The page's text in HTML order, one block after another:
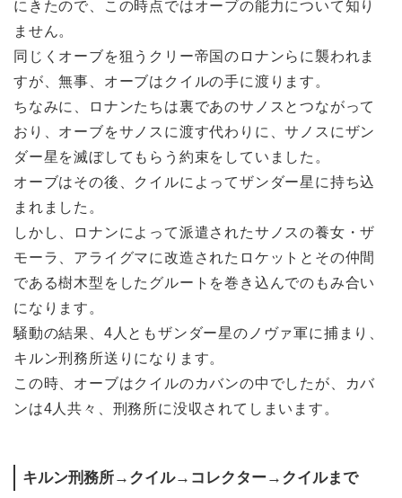
にきたので、この時点ではオーブの能力について知り
ません。
同じくオーブを狙うクリー帝国のロナンらに襲われま
すが、無事、オーブはクイルの手に渡ります。
ちなみに、ロナンたちは裏であのサノスとつながって
おり、オーブをサノスに渡す代わりに、サノスにザン
ダー星を滅ぼしてもらう約束をしていました。
オーブはその後、クイルによってザンダー星に持ち込
まれました。
しかし、ロナンによって派遣されたサノスの養女・ザ
モーラ、アライグマに改造されたロケットとその仲間
である樹木型をしたグルートを巻き込んでのもみ合い
になります。
騒動の結果、4人ともザンダー星のノヴァ軍に捕まり、
キルン刑務所送りになります。
この時、オーブはクイルのカバンの中でしたが、カバ
ンは4人共々、刑務所に没収されてしまいます。
キルン刑務所→クイル→コレクター→クイルまで